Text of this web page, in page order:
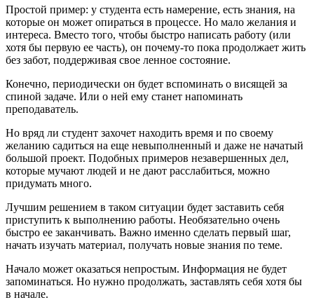
Простой пример: у студента есть намерение, есть знания, на
которые он может опираться в процессе. Но мало желания и
интереса. Вместо того, чтобы быстро написать работу (или
хотя бы первую ее часть), он почему-то пока продолжает жить
без забот, поддерживая свое ленное состояние.
Конечно, периодически он будет вспоминать о висящей за
спиной задаче. Или о ней ему станет напоминать
преподаватель.
Но вряд ли студент захочет находить время и по своему
желанию садиться на еще невыполненный и даже не начатый
большой проект. Подобных примеров незавершенных дел,
которые мучают людей и не дают расслабиться, можно
придумать много.
Лучшим решением в таком ситуации будет заставить себя
приступить к выполнению работы. Необязательно очень
быстро ее заканчивать. Важно именно сделать первый шаг,
начать изучать материал, получать новые знания по теме.
Начало может оказаться непростым. Информация не будет
запоминаться. Но нужно продолжать, заставлять себя хотя бы
в начале.